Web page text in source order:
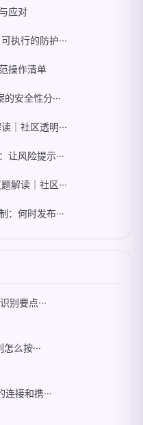
应对
执行的防护···
操作清单
安全性分···
｜社区透明···
风险提示···
解读｜社区···
何时发布···
要点···
么按···
接和携···